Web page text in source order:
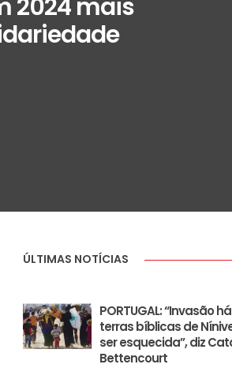
2024 mais
ÚLTIMAS NOTÍCIAS
PORTUGAL: “Invasão
terras bíblicas de
ser esquecida”, diz
Bettencourt